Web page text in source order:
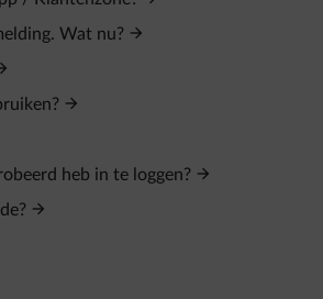
Wat nu?
heb in te loggen?